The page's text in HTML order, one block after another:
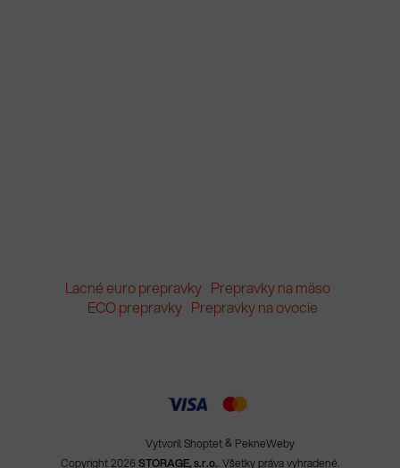
Lacné euro prepravky Prepravky na mäso
ECO prepravky Prepravky na ovocie
Vytvoril Shoptet& PekneWeby
Copyright 2026STORAGE, s.r.o.. Všetky práva vyhradené.